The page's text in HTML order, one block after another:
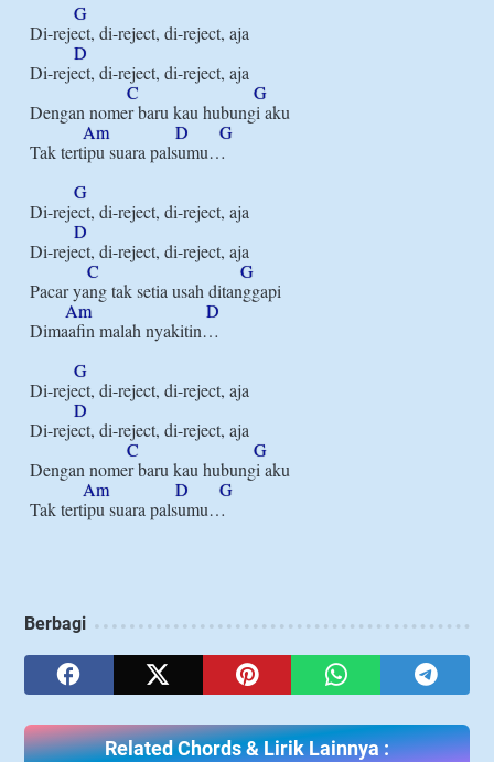
G
Di-reject, di-reject, di-reject, aja
D
Di-reject, di-reject, di-reject, aja
C
G
Dengan nomer baru kau hubungi aku
Am
D
G
Tak tertipu suara palsumu…
G
Di-reject, di-reject, di-reject, aja
D
Di-reject, di-reject, di-reject, aja
C
G
Pacar yang tak setia usah ditanggapi
Am
D
Dimaafin malah nyakitin…
G
Di-reject, di-reject, di-reject, aja
D
Di-reject, di-reject, di-reject, aja
C
G
Dengan nomer baru kau hubungi aku
Am
D
G
Tak tertipu suara palsumu…
Berbagi
Related Chords & Lirik Lainnya :